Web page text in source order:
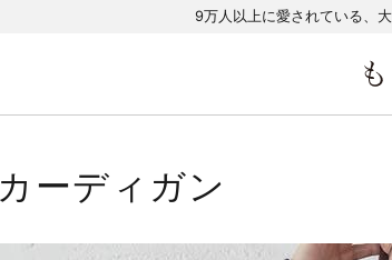
9万人以上に愛されている、
カーディガン